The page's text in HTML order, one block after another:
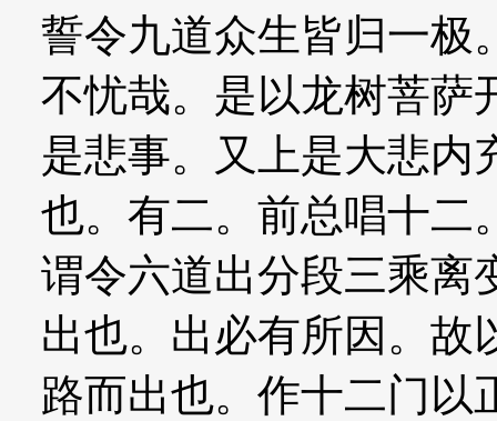
誓令九道众生皆归一极
不忧哉。是以龙树菩萨
是悲事。又上是大悲内
也。有二。前总唱十二
谓令六道出分段三乘离
出也。出必有所因。故
路而出也。作十二门以